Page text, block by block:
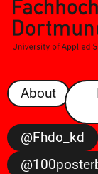
About
@fhdo_kd